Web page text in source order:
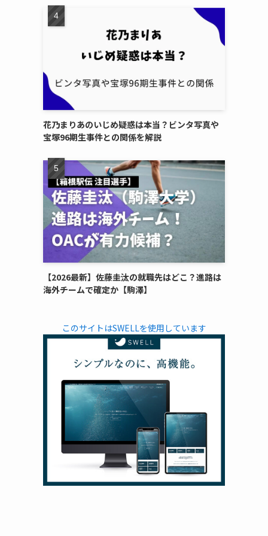
花乃まりあのいじめ疑惑は本当？ビンタ写真や
宝塚96期生事件との関係を解説
【2026最新】佐藤圭汰の就職先はどこ？進路は
海外チームで確定か【駒澤】
このサイトはSWELLを使用しています